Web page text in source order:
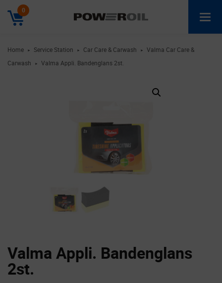
0
Home ► Service Station ► Car Care & Carwash ►
Valma Car Care &
Carwash
► Valma Appli. Bandenglans 2st.
Valma Appli. Bandenglans
2st.